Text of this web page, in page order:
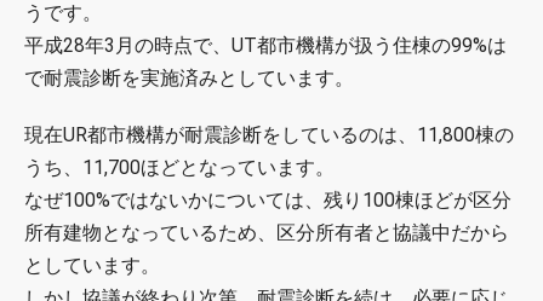
うです。
平成28年3月の時点で、UT都市機構が扱う住棟の99%は
で耐震診断を実施済みとしています。
現在UR都市機構が耐震診断をしているのは、11,800棟の
うち、11,700ほどとなっています。
なぜ100%ではないかについては、残り100棟ほどが区分
所有建物となっているため、区分所有者と協議中だから
としています。